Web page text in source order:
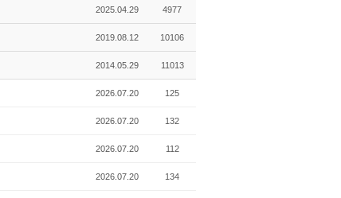
2025.04.29 4977
2019.08.12 10106
2014.05.29 11013
2026.07.20 125
2026.07.20 132
2026.07.20 112
2026.07.20 134